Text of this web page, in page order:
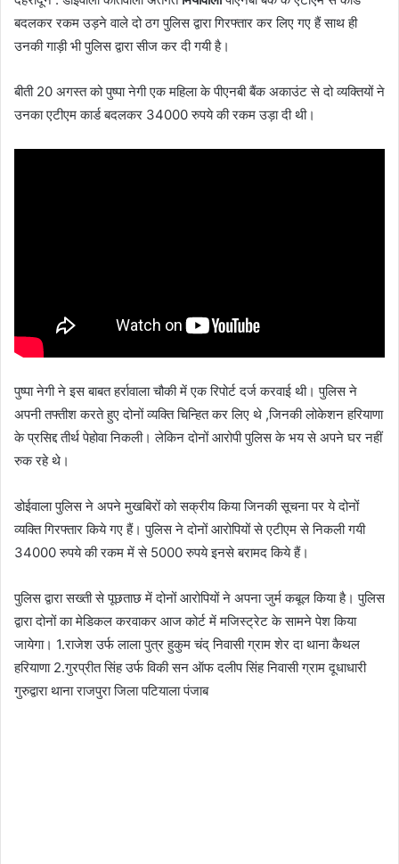
बदलकर रकम उड़ने वाले दो ठग पुलिस द्वारा गिरफ्तार कर लिए गए हैं साथ ही
उनकी गाड़ी भी पुलिस द्वारा सीज कर दी गयी है।
बीती 20 अगस्त को पुष्पा नेगी एक महिला के पीएनबी बैंक अकाउंट से दो व्यक्तियों ने
उनका एटीएम कार्ड बदलकर 34000 रुपये की रकम उड़ा दी थी।
पुष्पा नेगी ने इस बाबत हर्रावाला चौकी में एक रिपोर्ट दर्ज करवाई थी। पुलिस ने
अपनी तफ्तीश करते हुए दोनों व्यक्ति चिन्हित कर लिए थे ,जिनकी लोकेशन हरियाणा
के प्रसिद्द तीर्थ पेहोवा निकली। लेकिन दोनों आरोपी पुलिस के भय से अपने घर नहीं
रुक रहे थे।
डोईवाला पुलिस ने अपने मुखबिरों को सक्रीय किया जिनकी सूचना पर ये दोनों
व्यक्ति गिरफ्तार किये गए हैं। पुलिस ने दोनों आरोपियों से एटीएम से निकली गयी
34000 रुपये की रकम में से 5000 रुपये इनसे बरामद किये हैं।
पुलिस द्वारा सख्ती से पूछताछ में दोनों आरोपियों ने अपना जुर्म कबूल किया है। पुलिस
द्वारा दोनों का मेडिकल करवाकर आज कोर्ट में मजिस्ट्रेट के सामने पेश किया
जायेगा। 1.राजेश उर्फ लाला पुत्र हुकुम चंद् निवासी ग्राम शेर दा थाना कैथल
हरियाणा 2.गुरप्रीत सिंह उर्फ विकी सन ऑफ दलीप सिंह निवासी ग्राम दूधाधारी
गुरुद्वारा थाना राजपुरा जिला पटियाला पंजाब